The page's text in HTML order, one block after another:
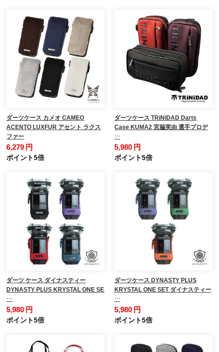
ダーツケース カメオ CAMEO
ACENTO LUXFUR アセント ラクス
ファー
6,279 円
ポイント5倍
ダーツケース TRiNiDAD Darts
Case KUMA2 宮脇実由 選手プロデ
…
5,980 円
ポイント5倍
ダーツ ケース ダイナスティー
DYNASTY PLUS KRYSTAL ONE SE
…
5,980 円
ポイント5倍
ダーツケース DYNASTY PLUS
KRYSTAL ONE SET ダイナスティー
…
5,980 円
ポイント5倍